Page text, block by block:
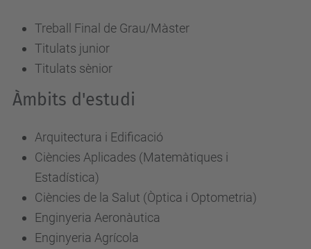
Treball Final de Grau/Màster
Titulats junior
Titulats sènior
Àmbits d'estudi
Arquitectura i Edificació
Ciències Aplicades (Matemàtiques i
Estadística)
Ciències de la Salut (Òptica i Optometria)
Enginyeria Aeronàutica
Enginyeria Agrícola